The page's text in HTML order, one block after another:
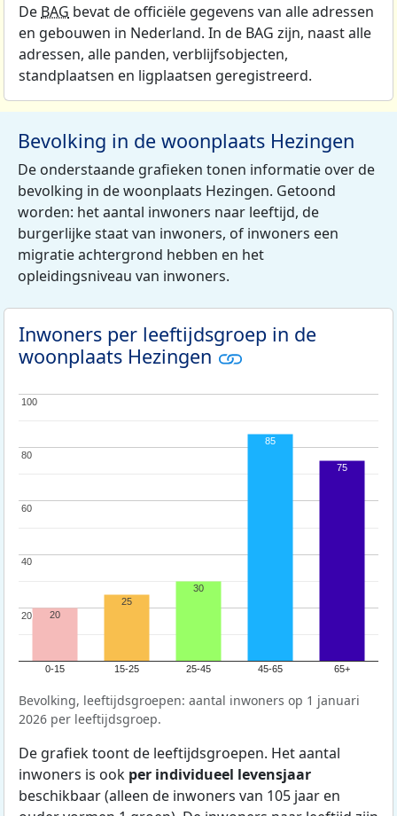
De BAG bevat de officiële gegevens van alle adressen
en gebouwen in Nederland. In de BAG zijn, naast alle
adressen, alle panden, verblijfsobjecten,
standplaatsen en ligplaatsen geregistreerd.
Bevolking in de woonplaats Hezingen
De onderstaande grafieken tonen informatie over de
bevolking in de woonplaats Hezingen. Getoond
worden: het aantal inwoners naar leeftijd, de
burgerlijke staat van inwoners, of inwoners een
migratie achtergrond hebben en het
opleidingsniveau van inwoners.
Inwoners per leeftijdsgroep in de
woonplaats Hezingen
0-15 15-25 25-45 45-65 65+
20
20
40
40
60
60
80
80
100
100
20
25
30
85
75
Bevolking, leeftijdsgroepen: aantal inwoners op 1 januari
2026 per leeftijdsgroep.
De grafiek toont de leeftijdsgroepen. Het aantal
inwoners is ook per individueel levensjaar
beschikbaar (alleen de inwoners van 105 jaar en